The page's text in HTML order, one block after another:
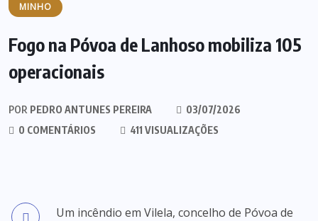
MINHO
Fogo na Póvoa de Lanhoso mobiliza 105
operacionais
POR PEDRO ANTUNES PEREIRA
03/07/2026
0 COMENTÁRIOS
411 VISUALIZAÇÕES
Um incêndio em Vilela, concelho de Póvoa de